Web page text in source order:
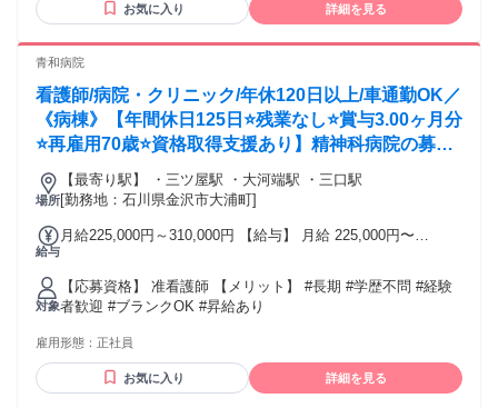
お気に入り 詳細を見る
青和病院
看護師/病院・クリニック/年休120日以上/車通勤OK／
《病棟》【年間休日125日⭐残業なし⭐賞与3.00ヶ月分
⭐再雇用70歳⭐資格取得支援あり】精神科病院の募集
です❗️
場所
【最寄り駅】 ・三ツ屋駅 ・大河端駅 ・三口駅
[勤務地：石川県金沢市大浦町]
給与
月給225,000円～310,000円 【給与】 月給 225,000円〜
対象
【応募資格】 准看護師 【メリット】 #長期 #学歴不問 #経験
者歓迎 #ブランクOK #昇給あり
雇用形態： 正社員
お気に入り 詳細を見る